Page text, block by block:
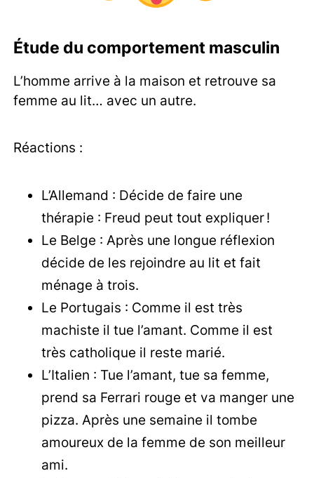
Étude du comportement masculin
L’homme arrive à la maison et retrouve sa
femme au lit… avec un autre.
Réactions :
L’Allemand : Décide de faire une
thérapie : Freud peut tout expliquer !
Le Belge : Après une longue réflexion
décide de les rejoindre au lit et fait
ménage à trois.
Le Portugais : Comme il est très
machiste il tue l’amant. Comme il est
très catholique il reste marié.
L’Italien : Tue l’amant, tue sa femme,
prend sa Ferrari rouge et va manger une
pizza. Après une semaine il tombe
amoureux de la femme de son meilleur
ami.